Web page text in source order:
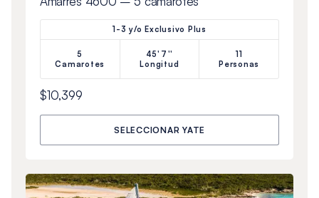
1-3 y/o Exclusivo Plus
5
Camarotes
45'7''
Longitud
11
Personas
$10,399
SELECCIONAR YATE